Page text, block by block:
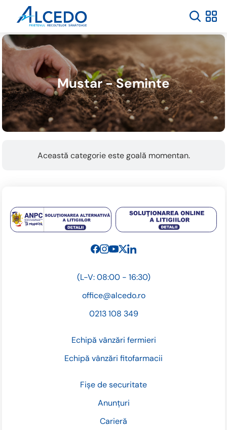
Mustar - Seminte
Această categorie este goală momentan.
Fișe de securitate
Anunțuri
Carieră
(L-V: 08:00 - 16:30)
office@alcedo.ro
0213 108 349
Echipă vânzări fermieri
Echipă vânzări fitofarmacii